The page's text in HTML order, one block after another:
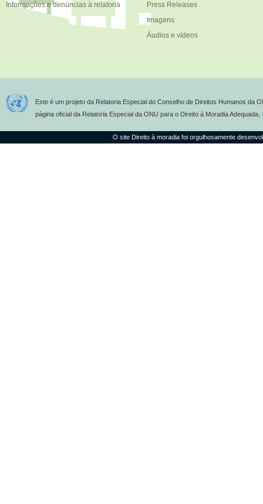
Informações e denúncias à relatoria
Press Releases
Imagens
Áudios e vídeos
Este é um projeto da Relatoria Especial do Conselho de Direitos Humanos da
página oficial da Relatoria Especial da ONU para o Direito à Moradia Adequada,
O site Direito à moradia foi orgulhosamente